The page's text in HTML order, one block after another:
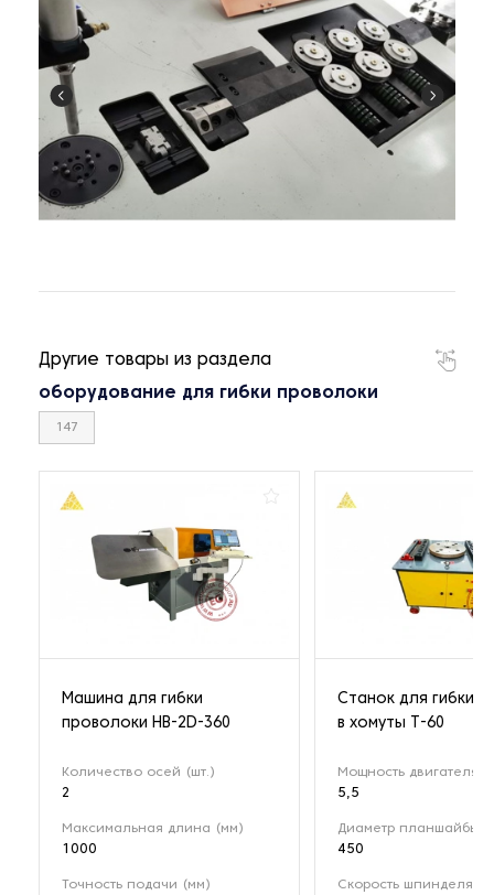
Другие товары из раздела
оборудование для гибки проволоки
147
Машина для гибки
проволоки HB-2D-360
Количество осей (шт.)
2
Максимальная длина (мм)
1000
Точность подачи (мм)
Станок для гибки
в хомуты Т-60
Мощность двигателя
5,5
Диаметр планшайбы
450
Скорость шпинделя